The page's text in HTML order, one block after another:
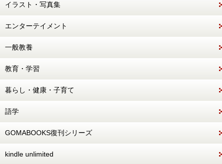
イラスト・写真集
エンターテイメント
一般教養
教育・学習
暮らし・健康・子育て
語学
GOMABOOKS復刊シリーズ
kindle unlimited